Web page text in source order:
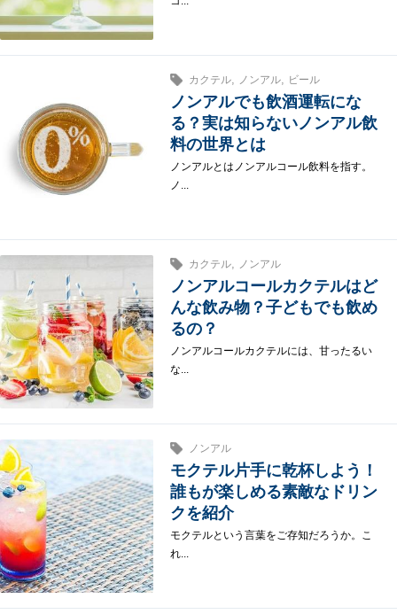
カクテル, ノンアル, ビール
ノンアルでも飲酒運転にな
る？実は知らないノンアル飲
料の世界とは
ノンアルとはノンアルコール飲料を指す。
ノ...
カクテル, ノンアル
ノンアルコールカクテルはど
んな飲み物？子どもでも飲め
るの？
ノンアルコールカクテルには、甘ったるい
な...
ノンアル
モクテル片手に乾杯しよう！
誰もが楽しめる素敵なドリン
クを紹介
モクテルという言葉をご存知だろうか。こ
れ...